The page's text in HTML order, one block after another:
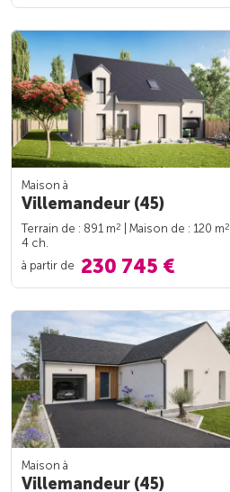
Maison à
Villemandeur (45)
Terrain de : 891 m2 | Maison de : 120 m2
4 ch.
à partir de 230 745 €
Maison à
Villemandeur (45)